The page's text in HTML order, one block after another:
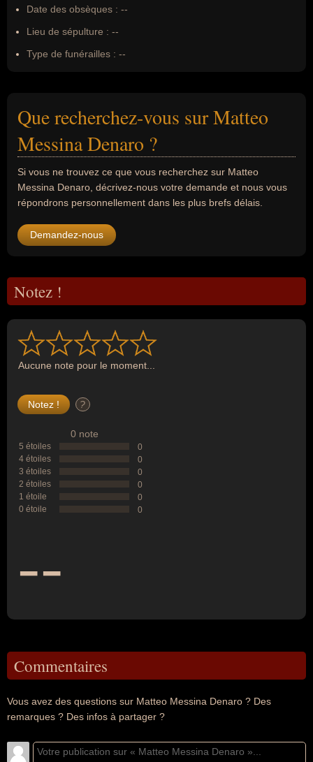
Date des obsèques : --
Lieu de sépulture : --
Type de funérailles : --
Que recherchez-vous sur Matteo
Messina Denaro ?
Si vous ne trouvez ce que vous recherchez sur Matteo
Messina Denaro, décrivez-nous votre demande et nous vous
répondrons personnellement dans les plus brefs délais.
Demandez-nous
Notez !
Aucune note pour le moment...
?
0 note
5 étoiles
0
4 étoiles
0
3 étoiles
0
2 étoiles
0
1 étoile
0
0 étoile
0
--
Commentaires
Vous avez des questions sur Matteo Messina Denaro ? Des
remarques ? Des infos à partager ?